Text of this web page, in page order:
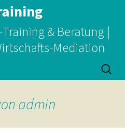
& Beratung |
Mediation
Suchen
nach:
admin